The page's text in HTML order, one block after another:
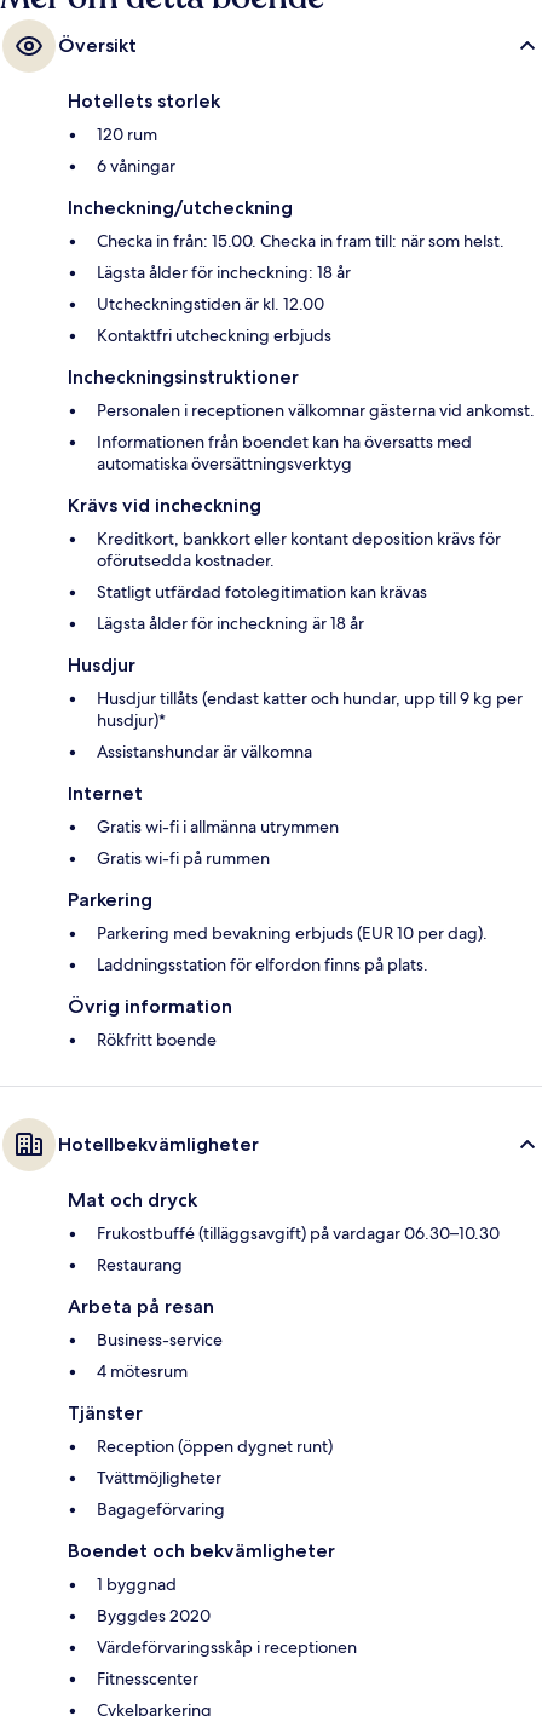
Översikt
Hotellets storlek
120 rum
6 våningar
Incheckning/utcheckning
Checka in från: 15.00. Checka in fram till: när som helst.
Lägsta ålder för incheckning: 18 år
Utcheckningstiden är kl. 12.00
Kontaktfri utcheckning erbjuds
Incheckningsinstruktioner
Personalen i receptionen välkomnar gästerna vid ankomst.
Informationen från boendet kan ha översatts med
automatiska översättningsverktyg
Krävs vid incheckning
Kreditkort, bankkort eller kontant deposition krävs för
oförutsedda kostnader.
Statligt utfärdad fotolegitimation kan krävas
Lägsta ålder för incheckning är 18 år
Husdjur
Husdjur tillåts (endast katter och hundar, upp till 9 kg per
husdjur)*
Assistanshundar är välkomna
Internet
Gratis wi-fi i allmänna utrymmen
Gratis wi-fi på rummen
Parkering
Parkering med bevakning erbjuds (EUR 10 per dag).
Laddningsstation för elfordon finns på plats.
Övrig information
Rökfritt boende
Hotellbekvämligheter
Mat och dryck
Frukostbuffé (tilläggsavgift) på vardagar 06.30–10.30
Restaurang
Arbeta på resan
Business-service
4 mötesrum
Tjänster
Reception (öppen dygnet runt)
Tvättmöjligheter
Bagageförvaring
Boendet och bekvämligheter
1 byggnad
Byggdes 2020
Värdeförvaringsskåp i receptionen
Fitnesscenter
Cykelparkering